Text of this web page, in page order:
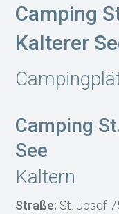
Camping
Kalterer
Camping
See
Kaltern
Straße: St. Josef